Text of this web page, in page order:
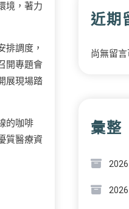
境，著力
排調度，
開專題會
展現場踏
的咖啡
質醫療資
近期
尚無留言
彙整
2026
2026